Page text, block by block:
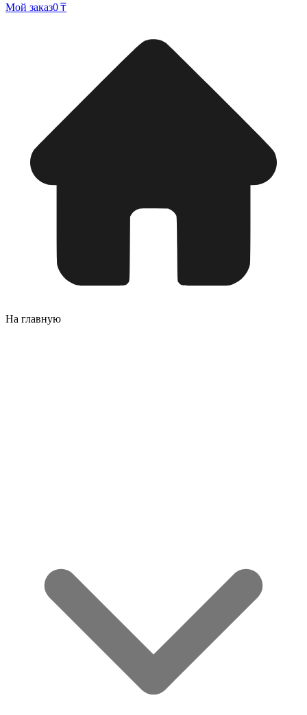
Мой заказ0 ₸
На главную